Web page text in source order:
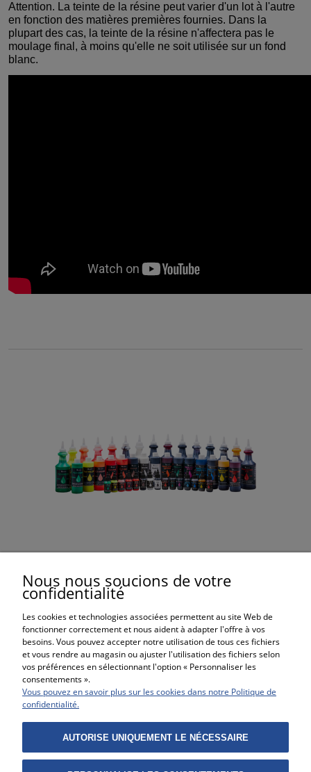
Attention. La teinte de la résine peut varier d'un lot à l'autre
en fonction des matières premières fournies. Dans la
plupart des cas, la teinte de la résine n'affectera pas le
moulage final, à moins qu'elle ne soit utilisée sur un fond
blanc.
9,79 €
AIDE
Nous nous soucions de votre
confidentialité
Les cookies et technologies associées permettent au site Web de
fonctionner correctement et nous aident à adapter l'offre à vos
besoins. Vous pouvez accepter notre utilisation de tous ces fichiers
et vous rendre au magasin ou ajuster l'utilisation des fichiers selon
vos préférences en sélectionnant l'option « Personnaliser les
consentements ».
Vous pouvez en savoir plus sur les cookies dans notre Politique de
confidentialité.
AUTORISE UNIQUEMENT LE NÉCESSAIRE